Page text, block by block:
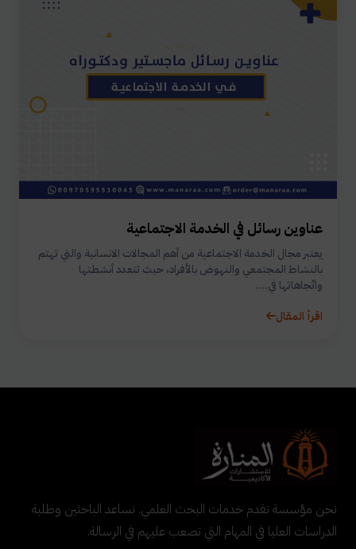
عناوين رسائل في الخدمة الاجتماعية
يعتبر مجال الخدمة الاجتماعية من أهم المجالات الانسانية والتي تهتم
بالنشاط المجتمعي والنهوض بالأفراد، حيث تتعدد أنشطتها
واتّجاهاتها في....
اقرأ المقال
نحن مؤسسة تقدم خدمات البحث العلمي. نساعد الباحثين وطلبة
الدراسات العليا في المهام التي تصعب عليهم في الرسالة.